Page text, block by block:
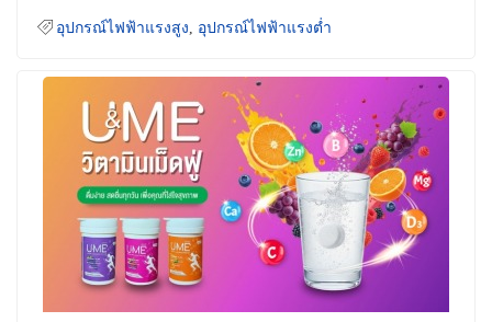
อุปกรณ์ไฟฟ้าแรงสูง อุปกรณ์ไฟฟ้าแรงต่ำ